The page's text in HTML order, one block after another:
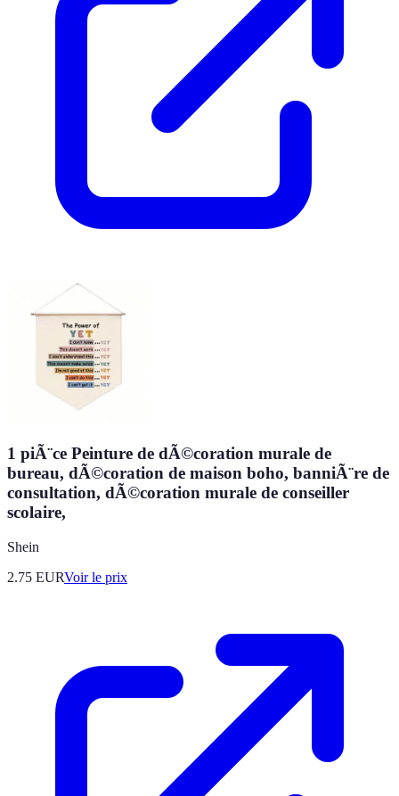
1 piÃ¨ce Peinture de dÃ©coration murale de
bureau, dÃ©coration de maison boho, banniÃ¨re de
consultation, dÃ©coration murale de conseiller
scolaire,
Shein
2.75 EURVoir le prix